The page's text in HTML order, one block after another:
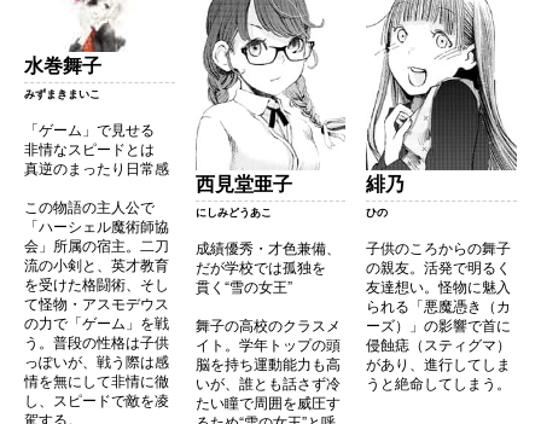
水巻舞子
みずまきまいこ
「ゲーム」で見せる
非情なスピードとは
真逆のまったり日常感
この物語の主人公で
「ハーシェル魔術師協
会」所属の宿主。二刀
流の小剣と、英才教育
を受けた格闘術、そし
て怪物・アスモデウス
の力で「ゲーム」を戦
う。普段の性格は子供
っぽいが、戦う際は感
情を無にして非情に徹
し、スピードで敵を凌
駕する。
西見堂亜子
にしみどうあこ
成績優秀・才色兼備、
だが学校では孤独を
貫く“雪の女王”
舞子の高校のクラスメ
イト。学年トップの頭
脳を持ち運動能力も高
いが、誰とも話さず冷
たい瞳で周囲を威圧す
緋乃
ひの
子供のころからの舞子
の親友。活発で明るく
友達想い。怪物に魅入
られる「悪魔憑き（カ
ーズ）」の影響で首に
侵蝕痣（スティグマ）
があり、進行してしま
うと絶命してしまう。